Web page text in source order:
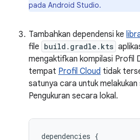
pada Android Studio.
Tambahkan dependensi ke
file build.gradle.kts
mengaktifkan kompilasi Profil
tempat Profil Cloud tidak
satunya cara untuk
Pengukuran secara lokal.
dependencies {